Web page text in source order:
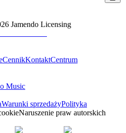
Jamendo Licensing
CennikKontaktCentrum
Music
Warunki sprzedażyPolityka
Naruszenie praw autorskich